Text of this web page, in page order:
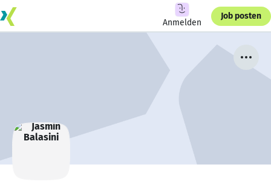
Anmelden
Job posten